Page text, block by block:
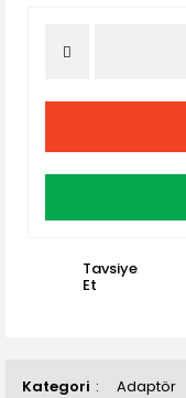
Kategori Adaptör
Tavsiye
Et